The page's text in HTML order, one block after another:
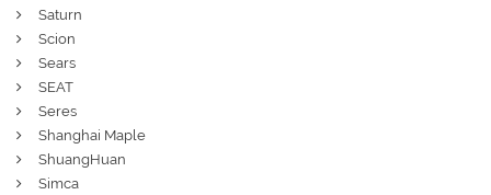
Saturn
Scion
Sears
SEAT
Seres
Shanghai Maple
ShuangHuan
Simca